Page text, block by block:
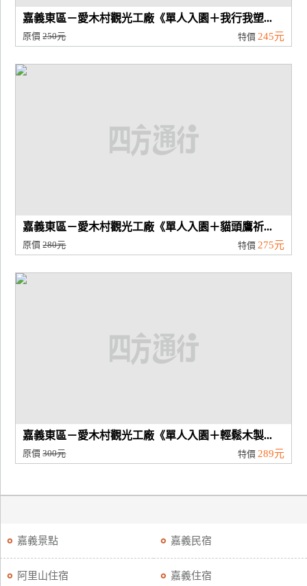
嘉義東區－愛木村觀光工廠《單人入園＋我行我塑...
原價250元 特價 245元
嘉義東區－愛木村觀光工廠《單人入園＋貓頭鷹祈...
原價280元 特價 275元
嘉義東區－愛木村觀光工廠《單人入園＋輕鬆木製...
原價300元 特價 289元
嘉義景點 嘉義民宿
阿里山住宿 嘉義住宿